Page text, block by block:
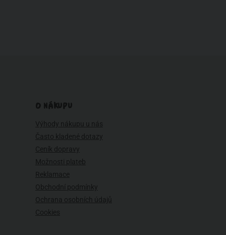
O NÁKUPU
Výhody nákupu u nás
Často kladené dotazy
Ceník dopravy
Možnosti plateb
Reklamace
Obchodní podmínky
Ochrana osobních údajů
Cookies